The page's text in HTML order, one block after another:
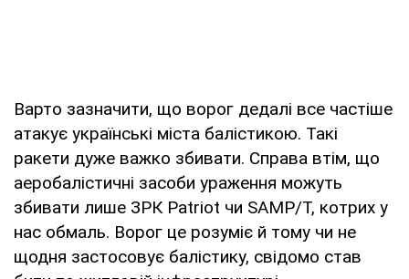
Варто зазначити, що ворог дедалі все частіше
атакує українські міста балістикою. Такі
ракети дуже важко збивати. Справа втім, що
аеробалістичні засоби ураження можуть
збивати лише ЗРК Patriot чи SAMP/T, котрих у
нас обмаль. Ворог це розуміє й тому чи не
щодня застосовує балістику, свідомо став